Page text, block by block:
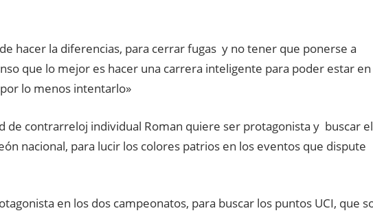
hacer la diferencias, para cerrar fugas y no tener que ponerse a
que lo mejor es hacer una carrera inteligente para poder estar en
lo menos intentarlo»
de contrarreloj individual Roman quiere ser protagonista y buscar el
nacional, para lucir los colores patrios en los eventos que dispute
en los dos campeonatos, para buscar los puntos UCI, que